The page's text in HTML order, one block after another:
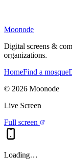
Moonode
Digital screens &
organizations.
HomeFind a mosque
© 2026 Moonode
Live Screen
Full screen
Loading…